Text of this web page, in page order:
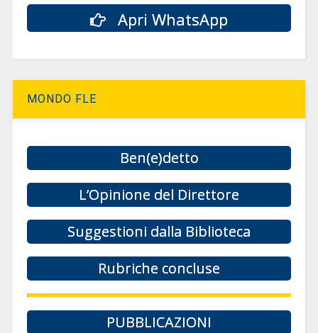
Apri WhatsApp
MONDO FLE
Ben(e)detto
L’Opinione del Direttore
Suggestioni dalla Biblioteca
Rubriche concluse
PUBBLICAZIONI